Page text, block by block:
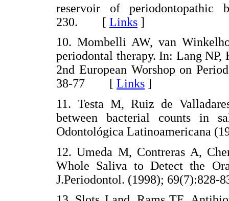
reservoir of periodontopathic
230. [ Links ]
10. Mombelli AW, van
periodontal therapy. In: Lang NP,
2nd European Worshop on
38-77 [ Links ]
11. Testa M, Ruiz de
between bacterial counts in
Odontológica
12. Umeda M, Contreras A,
Whole Saliva to Detect the
J.Periodontol. (1998);